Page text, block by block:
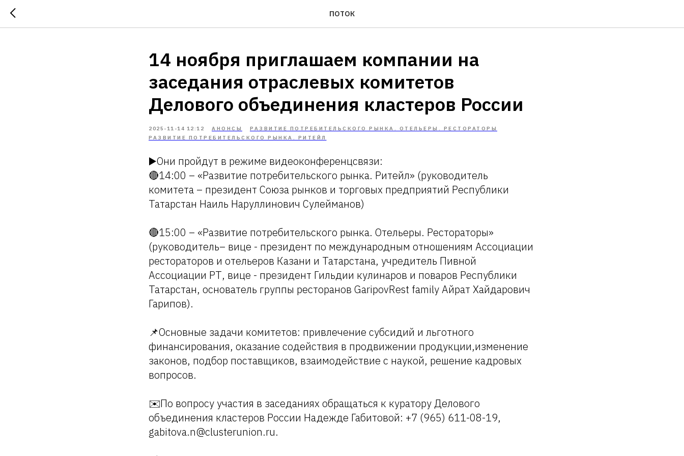
ПОТОК
14 ноября приглашаем компании на
заседания отраслевых комитетов
Делового объединения кластеров России
2025-11-14 12:12 АНОНСЫ
РАЗВИТИЕ ПОТРЕБИТЕЛЬСКОГО РЫНКА. ОТЕЛЬЕРЫ. РЕСТОРАТОРЫ
РАЗВИТИЕ ПОТРЕБИТЕЛЬСКОГО РЫНКА. РИТЕЙЛ
▶️Они пройдут в режиме видеоконференцсвязи:
🔴14:00 – «Развитие потребительского рынка. Ритейл» (руководитель
комитета – президент Союза рынков и торговых предприятий Республики
Татарстан Наиль Наруллинович Сулейманов)
🔴15:00 – «Развитие потребительского рынка. Отельеры. Рестораторы»
(руководитель– вице - президент по международным отношениям Ассоциации
рестораторов и отельеров Казани и Татарстана, учредитель Пивной
Ассоциации РТ, вице - президент Гильдии кулинаров и поваров Республики
Татарстан, основатель группы ресторанов GaripovRest family Айрат Хайдарович
Гарипов).
📌Основные задачи комитетов: привлечение субсидий и льготного
финансирования, оказание содействия в продвижении продукции,изменение
законов, подбор поставщиков, взаимодействие с наукой, решение кадровых
вопросов.
✉️По вопросу участия в заседаниях обращаться к куратору Делового
объединения кластеров России Надежде Габитовой: +7 (965) 611-08-19,
gabitova.n@clusterunion.ru.